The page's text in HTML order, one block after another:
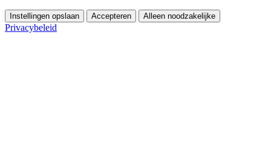
Instellingen opslaan Accepteren Alleen noodzakelijke
Privacybeleid